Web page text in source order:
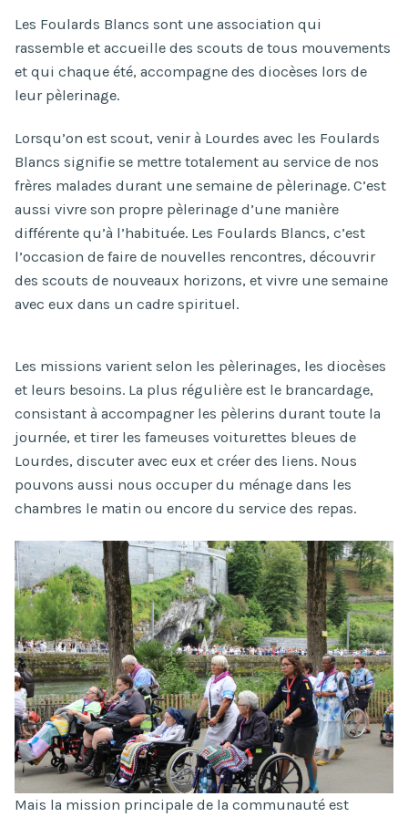
Les Foulards Blancs sont une association qui
rassemble et accueille des scouts de tous mouvements
et qui chaque été, accompagne des diocèses lors de
leur pèlerinage.
Lorsqu’on est scout, venir à Lourdes avec les Foulards
Blancs signifie se mettre totalement au service de nos
frères malades durant une semaine de pèlerinage. C’est
aussi vivre son propre pèlerinage d’une manière
différente qu’à l’habituée. Les Foulards Blancs, c’est
l’occasion de faire de nouvelles rencontres, découvrir
des scouts de nouveaux horizons, et vivre une semaine
avec eux dans un cadre spirituel.
Les missions varient selon les pèlerinages, les diocèses
et leurs besoins. La plus régulière est le brancardage,
consistant à accompagner les pèlerins durant toute la
journée, et tirer les fameuses voiturettes bleues de
Lourdes, discuter avec eux et créer des liens. Nous
pouvons aussi nous occuper du ménage dans les
chambres le matin ou encore du service des repas.
Mais la mission principale de la communauté est